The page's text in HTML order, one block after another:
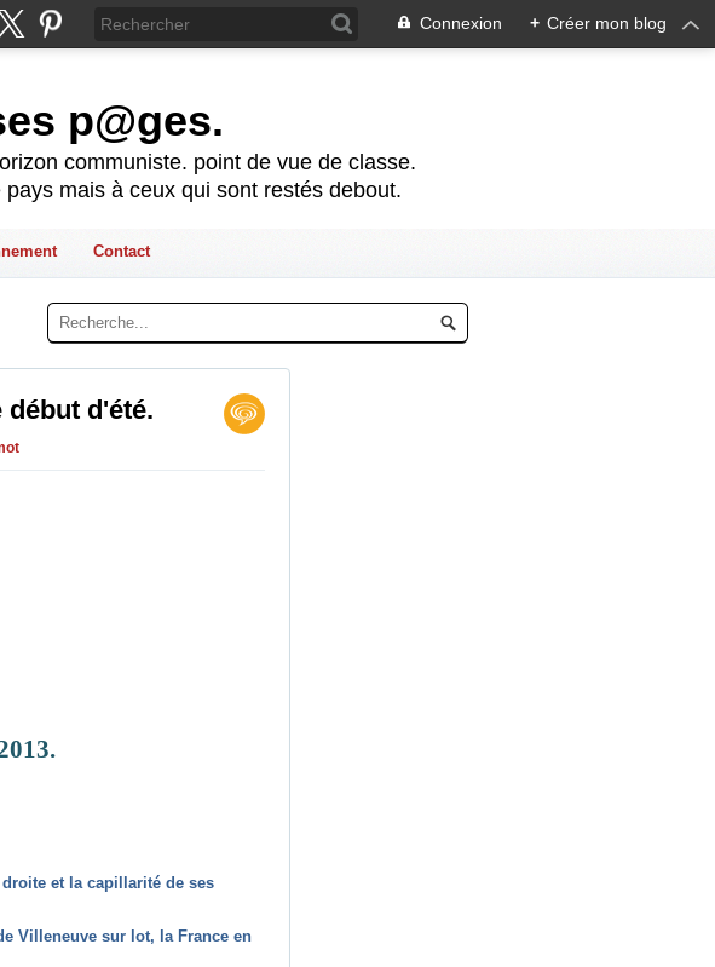
Connexion + Créer mon blog
p@ges.
communiste. point de vue de classe.
mais à ceux qui sont restés debout.
Contact
d'été.
et la capillarité de ses
Villeneuve sur lot, la France en